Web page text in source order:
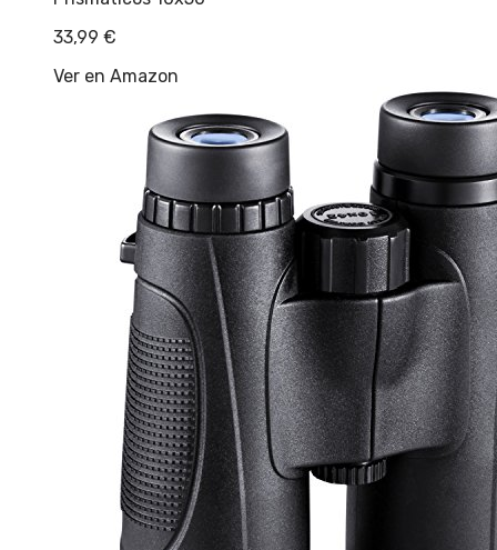
33,99 €
Ver en Amazon